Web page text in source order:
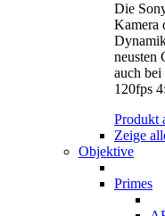
Die
Kamera
neusten
auch
120fps
Produkt
Zeige
Objektive
Primes